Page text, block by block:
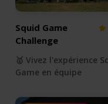
Squid Game
Challenge
🥇 Vivez l'expérience
Game en équipe